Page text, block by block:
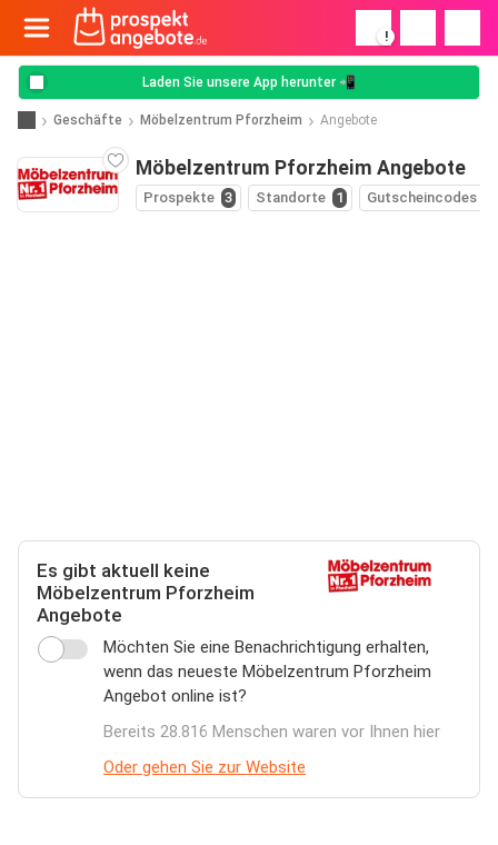
!
Laden Sie unsere App herunter 📲
Geschäfte Möbelzentrum Pforzheim Angebote
Möbelzentrum Pforzheim Angebote
Prospekte 3 Standorte 1 Gutscheincodes
Es gibt aktuell keine
Möbelzentrum Pforzheim
Angebote
Möchten Sie eine Benachrichtigung erhalten,
wenn das neueste Möbelzentrum Pforzheim
Angebot online ist?
Bereits 28.816 Menschen waren vor Ihnen hier
Oder gehen Sie zur Website